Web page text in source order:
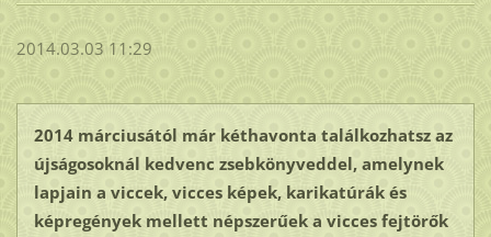
2014.03.03 11:29
2014 márciusától már kéthavonta találkozhatsz az
újságosoknál kedvenc zsebkönyveddel, amelynek
lapjain a viccek, vicces képek, karikatúrák és
képregények mellett népszerűek a vicces fejtörők